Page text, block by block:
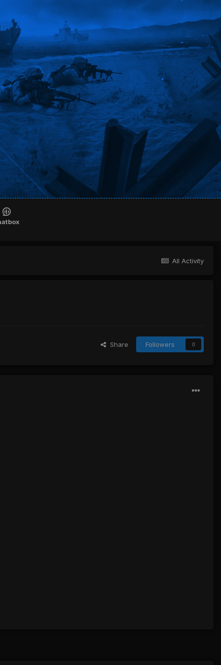
All Activity
Share Followers 0